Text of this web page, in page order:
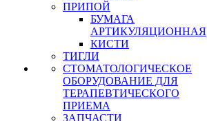
ПРИПОЙ
БУМАГА
АРТИКУЛЯЦИОННАЯ
КИСТИ
ТИГЛИ
СТОМАТОЛОГИЧЕСКОЕ
ОБОРУДОВАНИЕ ДЛЯ
ТЕРАПЕВТИЧЕСКОГО
ПРИЕМА
ЗАПЧАСТИ